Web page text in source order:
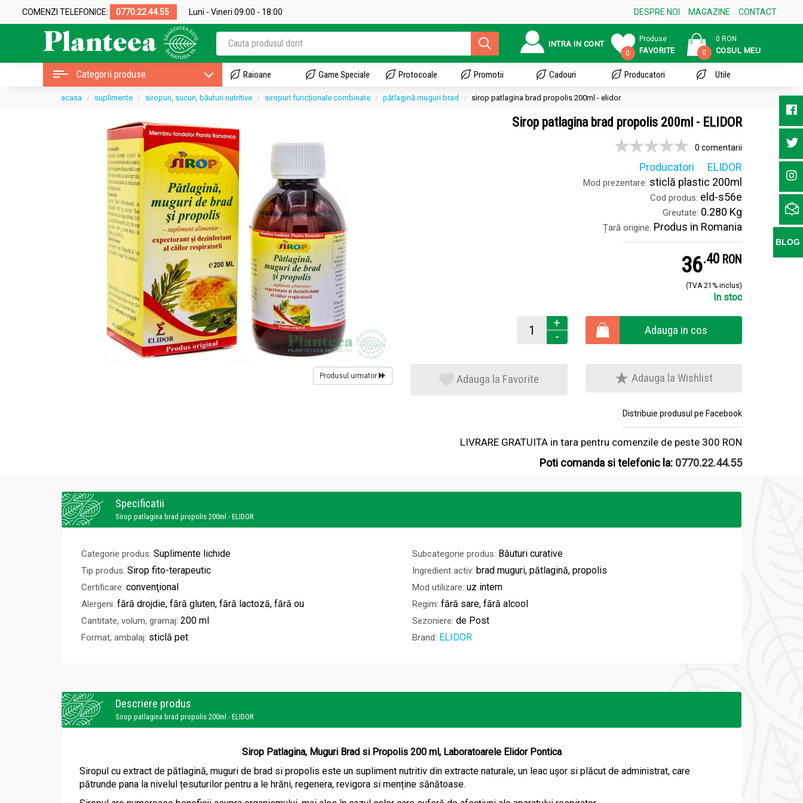
COMENZI TELEFONICE: 0770.22.44.55 Luni - Vineri 09:00 - 18:00 DESPRE NOI MAGAZINE CONTACT
INTRA IN CONT
0
Produse
FAVORITE 0
0 RON
COSUL MEU
Categorii produse Raioane Game Speciale Protocoale Promotii Cadouri Producatori Utile
acasa suplimente siropuri, sucuri, băuturi nutritive siropuri funcționale combinate pătlagină muguri brad sirop patlagina brad propolis 200ml - elidor
Produsul urmator
Sirop patlagina brad propolis 200ml - ELIDOR
0 comentarii
Producatori ELIDOR
Mod prezentare: sticlă plastic 200ml
Cod produs: eld-s56e
Greutate: 0.280 Kg
Țară origine: Produs in Romania
36.4 RON
(TVA 21% inclus)
In stoc
+
-
Adauga in cos
Adauga la Favorite Adauga la Wishlist
Distribuie produsul pe Facebook
LIVRARE GRATUITA in tara pentru comenzile de peste 300 RON
Poti comanda si telefonic la: 0770.22.44.55
Specificatii
Sirop patlagina brad propolis 200ml - ELIDOR
Categorie produs: Suplimente lichide Subcategorie produs: Băuturi curative
Tip produs: Sirop fito-terapeutic Ingredient activ: brad muguri, pătlagină, propolis
Certificare: convenţional Mod utilizare: uz intern
Alergeni: fără drojdie, fără gluten, fără lactoză, fără ou Regim: fără sare, fără alcool
Cantitate, volum, gramaj: 200 ml Sezoniere: de Post
Format, ambalaj: sticlă pet Brand: ELIDOR
Descriere produs
Sirop patlagina brad propolis 200ml - ELIDOR
Sirop Patlagina, Muguri Brad si Propolis 200 ml, Laboratoarele Elidor Pontica
Siropul cu extract de pătlagină, muguri de brad si propolis este un supliment nutritiv din extracte naturale, un leac ușor si plăcut de administrat, care
pătrunde pana la nivelul țesuturilor pentru a le hrăni, regenera, revigora si menține sănătoase.
BLOG